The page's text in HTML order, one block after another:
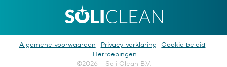
Algemene voorwaarden Privacy verklaring
Cookie beleid
Herroepingen
©2026 - Soli Clean B.V.